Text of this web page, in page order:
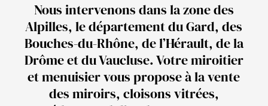
Nous intervenons dans la zone des
Alpilles, le département du Gard, des
Bouches-du-Rhône, de l’Hérault, de la
Drôme et du Vaucluse. Votre miroitier
et menuisier vous propose à la vente
des miroirs, cloisons vitrées,